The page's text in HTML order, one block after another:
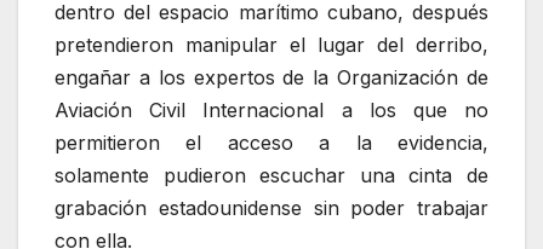
dentro del espacio marítimo cubano, después
pretendieron manipular el lugar del derribo,
engañar a los expertos de la Organización de
Aviación Civil Internacional a los que no
permitieron el acceso a la evidencia,
solamente pudieron escuchar una cinta de
grabación estadounidense sin poder trabajar
con ella.